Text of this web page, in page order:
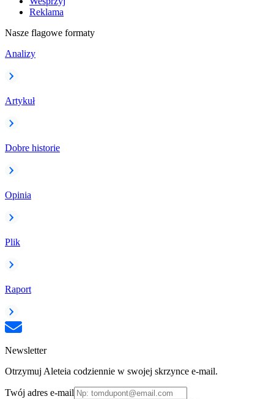
Reklama
Nasze flagowe formaty
Analizy
Artykuł
Dobre historie
Opinia
Plik
Raport
Newsletter
Otrzymuj Aleteia codziennie w swojej skrzynce e-mail.
Twój adres e-mail